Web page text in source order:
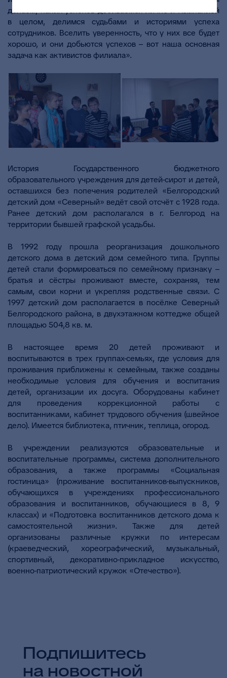
делаем, каких успехов добиваемся лично и Компанией
в целом, делимся судьбами и историями успеха
сотрудников. Вселить уверенность, что у них все будет
хорошо, и они добьются успехов – вот наша основная
задача как активистов филиала».
История Государственного бюджетного
образовательного учреждения для детей-сирот и детей,
оставшихся без попечения родителей «Белгородский
детский дом «Северный» ведёт свой отсчёт с 1928 года.
Ранее детский дом располагался в г. Белгород на
территории бывшей графской усадьбы.
В 1992 году прошла реорганизация дошкольного
детского дома в детский дом семейного типа. Группы
детей стали формироваться по семейному признаку –
братья и сёстры проживают вместе, сохраняя, тем
самым, свои корни и укрепляя родственные связи. С
1997 детский дом располагается в посёлке Северный
Белгородского района, в двухэтажном коттедже общей
площадью 504,8 кв. м.
В настоящее время 20 детей проживают и
воспитываются в трех группах-семьях, где условия для
проживания приближены к семейным, также созданы
необходимые условия для обучения и воспитания
детей, организации их досуга. Оборудованы кабинет
для проведения коррекционной работы с
воспитанниками, кабинет трудового обучения (швейное
дело). Имеется библиотека, птичник, теплица, огород.
В учреждении реализуются образовательные и
воспитательные программы, система дополнительного
образования, а также программы «Социальная
гостиница» (проживание воспитанников-выпускников,
обучающихся в учреждениях профессионального
образования и воспитанников, обучающиеся в 8, 9
классах) и «Подготовка воспитанников детского дома к
самостоятельной жизни». Также для детей
организованы различные кружки по интересам
(краеведческий, хореографический, музыкальный,
спортивный, декоративно-прикладное искусство,
военно-патриотический кружок «Отечество»).
Подпишитесь
на новостной